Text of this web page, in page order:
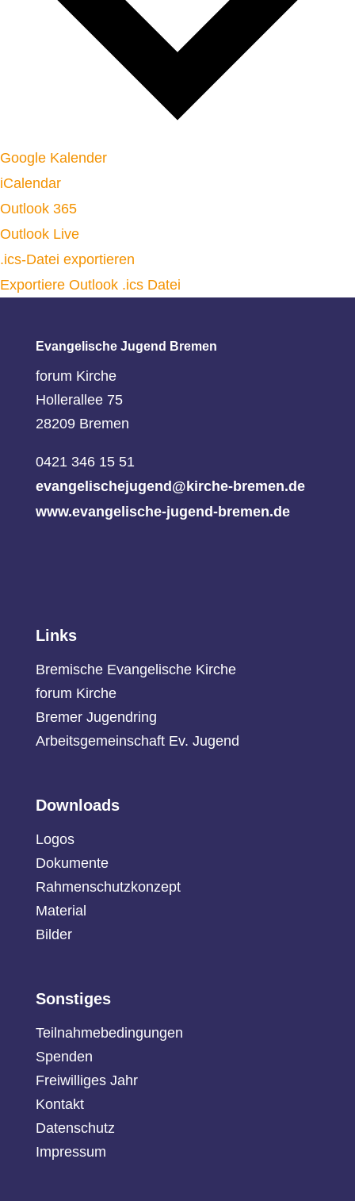
Google Kalender
iCalendar
Outlook 365
Outlook Live
.ics-Datei exportieren
Exportiere Outlook .ics Datei
Evangelische Jugend Bremen
forum Kirche
Hollerallee 75
28209 Bremen
0421 346 15 51
evangelischejugend@kirche-bremen.de
www.evangelische-jugend-bremen.de
Links
Bremische Evangelische Kirche
forum Kirche
Bremer Jugendring
Arbeitsgemeinschaft Ev. Jugend
Downloads
Logos
Dokumente
Rahmenschutzkonzept
Material
Bilder
Sonstiges
Teilnahmebedingungen
Spenden
Freiwilliges Jahr
Kontakt
Datenschutz
Impressum